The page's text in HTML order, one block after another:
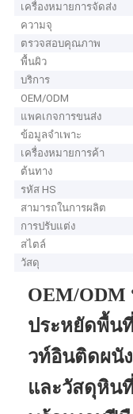
เครื่องหมายการจัดส่ง
ความจุ
ตรวจสอบคุณภาพ
พื้นผิว
บริการ
OEM/ODM
แพคเกจการขนส่ง
ข้อมูลจำเพาะ
เครื่องหมายการค้า
ต้นทาง
รหัส HS
สามารถในการผลิต
การปรับแต่ง
สไตล์
วัสดุ
OEM/ODM
ประหยัดพื้น
วท์อินติดผนั
และวัสดุหิน